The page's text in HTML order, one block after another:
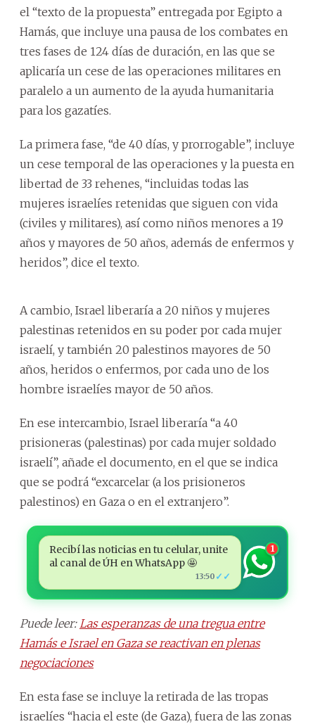
el “texto de la propuesta” entregada por Egipto a
Hamás, que incluye una pausa de los combates en
tres fases de 124 días de duración, en las que se
aplicaría un cese de las operaciones militares en
paralelo a un aumento de la ayuda humanitaria
para los gazatíes.
La primera fase, “de 40 días, y prorrogable”, incluye
un cese temporal de las operaciones y la puesta en
libertad de 33 rehenes, “incluidas todas las
mujeres israelíes retenidas que siguen con vida
(civiles y militares), así como niños menores a 19
años y mayores de 50 años, además de enfermos y
heridos”, dice el texto.
A cambio, Israel liberaría a 20 niños y mujeres
palestinas retenidos en su poder por cada mujer
israelí, y también 20 palestinos mayores de 50
años, heridos o enfermos, por cada uno de los
hombre israelíes mayor de 50 años.
En ese intercambio, Israel liberaría “a 40
prisioneras (palestinas) por cada mujer soldado
israelí”, añade el documento, en el que se indica
que se podrá “excarcelar (a los prisioneros
palestinos) en Gaza o en el extranjero”.
Recibí las noticias en tu celular, unite
al canal de ÚH en WhatsApp 🤩
13:50 ✓✓
1
Puede leer: Las esperanzas de una tregua entre
Hamás e Israel en Gaza se reactivan en plenas
negociaciones
En esta fase se incluye la retirada de las tropas
israelíes “hacia el este (de Gaza), fuera de las zonas